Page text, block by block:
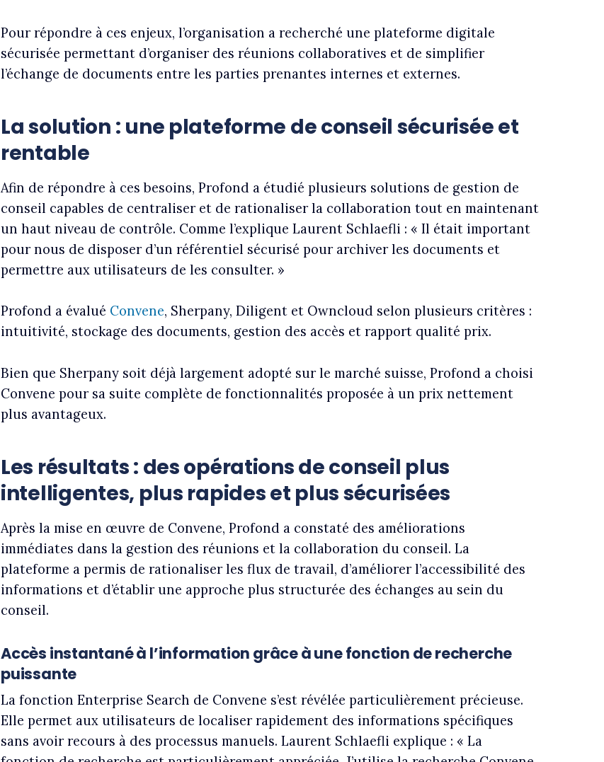
Pour répondre à ces enjeux, l’organisation a recherché une plateforme digitale
sécurisée permettant d’organiser des réunions collaboratives et de simplifier
l’échange de documents entre les parties prenantes internes et externes.
La solution : une plateforme de conseil sécurisée et
rentable
Afin de répondre à ces besoins, Profond a étudié plusieurs solutions de gestion de
conseil capables de centraliser et de rationaliser la collaboration tout en maintenant
un haut niveau de contrôle. Comme l’explique Laurent Schlaefli : « Il était important
pour nous de disposer d’un référentiel sécurisé pour archiver les documents et
permettre aux utilisateurs de les consulter. »
Profond a évalué Convene, Sherpany, Diligent et Owncloud selon plusieurs critères :
intuitivité, stockage des documents, gestion des accès et rapport qualité prix.
Bien que Sherpany soit déjà largement adopté sur le marché suisse, Profond a choisi
Convene pour sa suite complète de fonctionnalités proposée à un prix nettement
plus avantageux.
Les résultats : des opérations de conseil plus
intelligentes, plus rapides et plus sécurisées
Après la mise en œuvre de Convene, Profond a constaté des améliorations
immédiates dans la gestion des réunions et la collaboration du conseil. La
plateforme a permis de rationaliser les flux de travail, d’améliorer l’accessibilité des
informations et d’établir une approche plus structurée des échanges au sein du
conseil.
Accès instantané à l’information grâce à une fonction de recherche
puissante
La fonction Enterprise Search de Convene s’est révélée particulièrement précieuse.
Elle permet aux utilisateurs de localiser rapidement des informations spécifiques
sans avoir recours à des processus manuels. Laurent Schlaefli explique : « La